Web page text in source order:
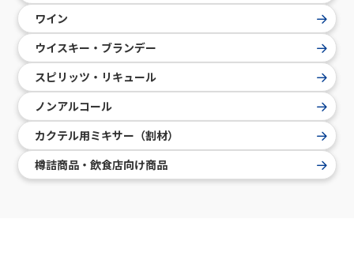
ワイン
ウイスキー・ブランデー
スピリッツ・リキュール
ノンアルコール
カクテル用ミキサー（割材）
樽詰商品・飲食店向け商品